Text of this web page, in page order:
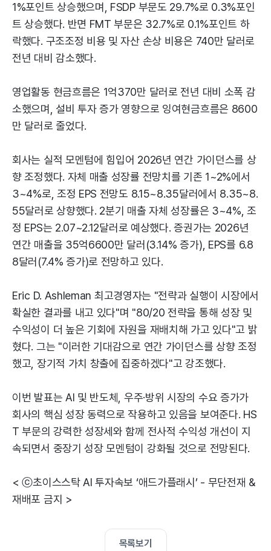
1%포인트 상승했으며, FSDP 부문도 29.7%로 0.3%포인
트 상승했다. 반면 FMT 부문은 32.7%로 0.1%포인트 하
락했다. 구조조정 비용 및 자산 손상 비용은 740만 달러로
전년 대비 감소했다.
영업활동 현금흐름은 1억370만 달러로 전년 대비 소폭 감
소했으며, 설비 투자 증가 영향으로 잉여현금흐름은 8600
만 달러로 줄었다.
회사는 실적 모멘텀에 힘입어 2026년 연간 가이던스를 상
향 조정했다. 자체 매출 성장률 전망치를 기존 1~2%에서
3~4%로, 조정 EPS 전망도 8.15~8.35달러에서 8.35~8.
55달러로 상향했다. 2분기 매출 자체 성장률은 3~4%, 조
정 EPS는 2.07~2.12달러로 예상했다. 증권가는 2026년
연간 매출을 35억6600만 달러(3.14% 증가), EPS를 6.8
8달러(7.4% 증가)로 전망하고 있다.
Eric D. Ashleman 최고경영자는 "전략과 실행이 시장에서
확실한 결과를 내고 있다"며 "80/20 전략을 통해 성장 및
수익성이 더 높은 기회에 자원을 재배치해 가고 있다"고 밝
혔다. 그는 "이러한 기대감으로 연간 가이던스를 상향 조정
했고, 장기적 가치 창출에 집중하겠다"고 강조했다.
이번 발표는 AI 및 반도체, 우주·방위 시장의 수요 증가가
회사의 핵심 성장 동력으로 작용하고 있음을 보여준다. HS
T 부문의 강력한 성장세와 함께 전사적 수익성 개선이 지
속되면서 중장기 성장 모멘텀이 강화될 것으로 전망된다.
< ⓒ초이스스탁 AI 투자속보 ‘애드가플래시’ - 무단전재 &
재배포 금지 >
목록보기